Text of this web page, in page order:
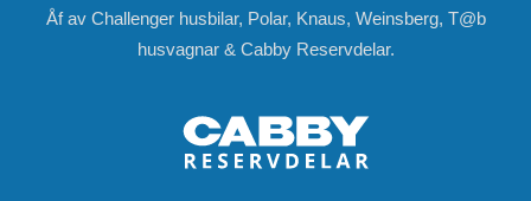
Åf av Challenger husbilar, Polar, Knaus, Weinsberg, T@b
husvagnar & Cabby Reservdelar.